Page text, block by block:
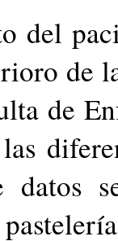
del
de
de